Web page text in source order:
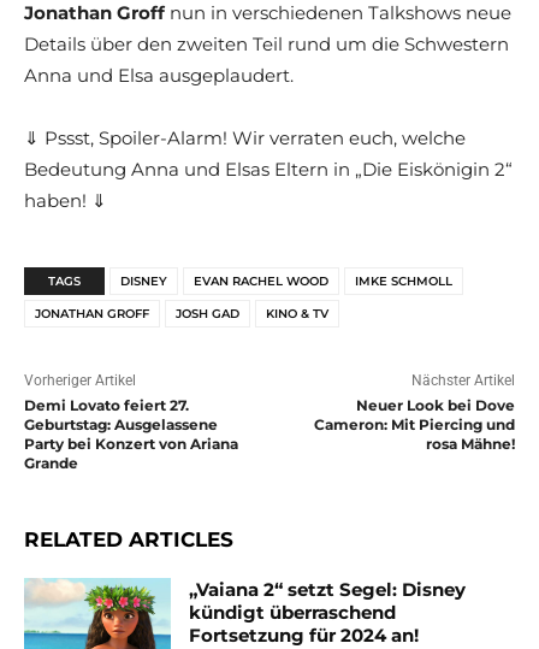
Jonathan Groffnun in verschiedenen Talkshows neue
Details über den zweiten Teil rund um die Schwestern
Anna und Elsa ausgeplaudert.
⇓ Pssst, Spoiler-Alarm! Wir verraten euch, welche
Bedeutung Anna und Elsas Eltern in „Die Eiskönigin 2“
haben! ⇓
TAGS DISNEY EVAN RACHEL WOOD IMKE SCHMOLL
JONATHAN GROFF JOSH GAD KINO & TV
Vorheriger Artikel
Demi Lovato feiert 27.
Geburtstag: Ausgelassene
Party bei Konzert von Ariana
Grande
Nächster Artikel
Neuer Look bei Dove
Cameron: Mit Piercing und
rosa Mähne!
RELATED ARTICLES
„Vaiana 2“ setzt Segel: Disney
kündigt überraschend
Fortsetzung für 2024 an!